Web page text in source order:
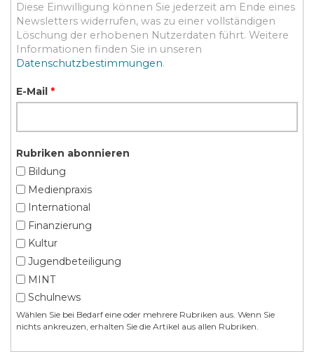
Diese Einwilligung können Sie jederzeit am Ende eines
Newsletters widerrufen, was zu einer vollständigen
Löschung der erhobenen Nutzerdaten führt. Weitere
Informationen finden Sie in unseren
Datenschutzbestimmungen.
E-Mail *
Rubriken abonnieren
Bildung
Medienpraxis
International
Finanzierung
Kultur
Jugendbeteiligung
MINT
Schulnews
Wählen Sie bei Bedarf eine oder mehrere Rubriken aus. Wenn Sie
nichts ankreuzen, erhalten Sie die Artikel aus allen Rubriken.